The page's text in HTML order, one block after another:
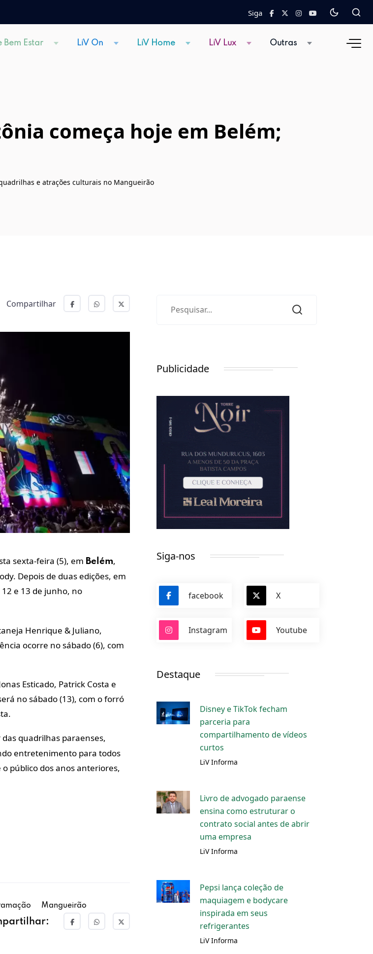
Siga
Bem Estar LiV On LiV Home LiV Lux Outras
começa hoje em Belém;
e atrações culturais no Mangueirão
Compartilhar
sexta-feira (5), em Belém,
Depois de duas edições, em
e 13 de junho, no
Henrique & Juliano,
ocorre no sábado (6), com
Esticado, Patrick Costa e
no sábado (13), com o forró
quadrilhas paraenses,
entretenimento para todos
público dos anos anteriores,
Mangueirão
Publicidade
Siga-nos
facebook X
Instagram Youtube
Destaque
Disney e TikTok fecham
parceria para
compartilhamento de vídeos
curtos
LiV Informa
Livro de advogado paraense
ensina como estruturar o
contrato social antes de abrir
uma empresa
LiV Informa
Pepsi lança coleção de
maquiagem e bodycare
inspirada em seus
refrigerantes
LiV Informa